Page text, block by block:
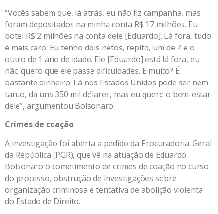
“Vocês sabem que, lá atrás, eu não fiz campanha, mas
foram depositados na minha conta R$ 17 milhões. Eu
botei R$ 2 milhões na conta dele [Eduardo]. Lá fora, tudo
é mais caro. Eu tenho dois netos, repito, um de 4 e o
outro de 1 ano de idade. Ele [Eduardo] está lá fora, eu
não quero que ele passe dificuldades. É muito? É
bastante dinheiro. Lá nos Estados Unidos pode ser nem
tanto, dá uns 350 mil dólares, mas eu quero o bem-estar
dele”, argumentou Bolsonaro.
Crimes de coação
A investigação foi aberta a pedido da Procuradoria-Geral
da República (PGR), que vê na atuação de Eduardo
Bolsonaro o cometimento de crimes de coação no curso
do processo, obstrução de investigações sobre
organização criminosa e tentativa de abolição violenta
do Estado de Direito.